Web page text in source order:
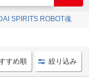
SPIRITS ROBOT魂
キャラクター
すめ順 絞り込み